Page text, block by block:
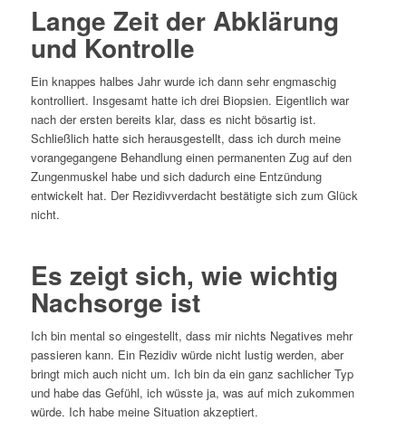
Lange Zeit der Abklärung
und Kontrolle
Ein knappes halbes Jahr wurde ich dann sehr engmaschig
kontrolliert. Insgesamt hatte ich drei Biopsien. Eigentlich war
nach der ersten bereits klar, dass es nicht bösartig ist.
Schließlich hatte sich herausgestellt, dass ich durch meine
vorangegangene Behandlung einen permanenten Zug auf den
Zungenmuskel habe und sich dadurch eine Entzündung
entwickelt hat. Der Rezidivverdacht bestätigte sich zum Glück
nicht.
Es zeigt sich, wie wichtig
Nachsorge ist
Ich bin mental so eingestellt, dass mir nichts Negatives mehr
passieren kann. Ein Rezidiv würde nicht lustig werden, aber
bringt mich auch nicht um. Ich bin da ein ganz sachlicher Typ
und habe das Gefühl, ich wüsste ja, was auf mich zukommen
würde. Ich habe meine Situation akzeptiert.